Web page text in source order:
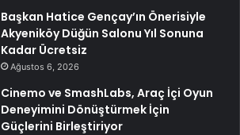
Başkan Hatice Gençay’ın Önerisiyle
Akyeniköy Düğün Salonu Yıl Sonuna
Kadar Ücretsiz
Ağustos 6, 2026
Cinemo ve SmashLabs, Araç İçi Oyun
Deneyimini Dönüştürmek İçin
Güçlerini Birleştiriyor